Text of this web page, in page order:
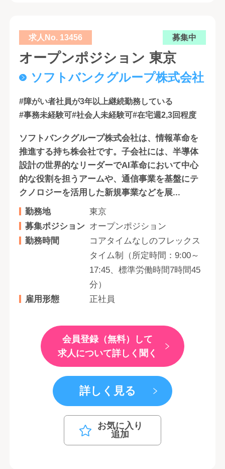
求人No. 13456 募集中
オープンポジション 東京
ソフトバンクグループ株式会社
#障がい者社員が3年以上継続勤務している
#事務未経験可#社会人未経験可#在宅週2,3回程度
ソフトバンクグループ株式会社は、情報革命を
推進する持ち株会社です。子会社には、半導体
設計の世界的なリーダーでAI革命において中心
的な役割を担うアームや、通信事業を基盤にテ
クノロジーを活用した新規事業などを展...
勤務地
東京
募集ポジション オープンポジション
勤務時間
コアタイムなしのフレックス
タイム制（所定時間：9:00～
17:45、標準労働時間7時間45
分）
雇用形態
正社員
会員登録（無料）して
求人について詳しく聞く
詳しく見る
お気に入り
追加